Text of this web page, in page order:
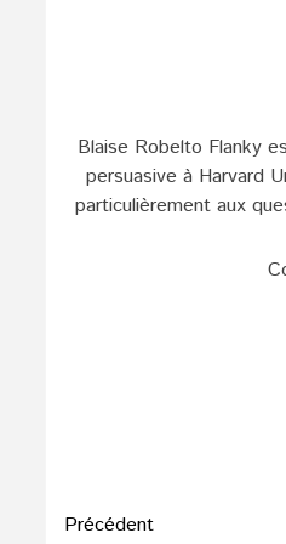
Blaise Robelto Flanky
persuasive à Harvard
particulièrement aux
Navigation
Précédent